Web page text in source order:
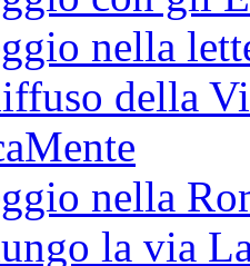
nella
della
nella
la via